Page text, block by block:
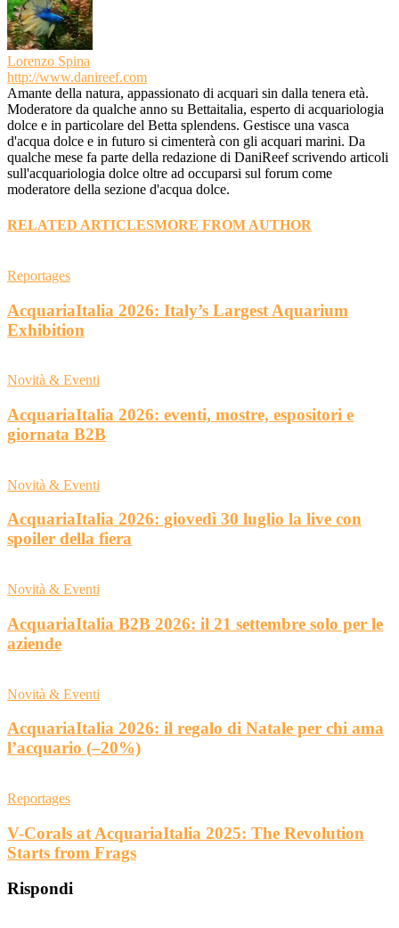
Lorenzo Spina
http://www.danireef.com
Amante della natura, appassionato di acquari sin dalla tenera età.
Moderatore da qualche anno su Bettaitalia, esperto di acquariologia
dolce e in particolare del Betta splendens. Gestisce una vasca
d'acqua dolce e in futuro si cimenterà con gli acquari marini. Da
qualche mese fa parte della redazione di DaniReef scrivendo articoli
sull'acquariologia dolce oltre ad occuparsi sul forum come
moderatore della sezione d'acqua dolce.
RELATED ARTICLESMORE FROM AUTHOR
Reportages
AcquariaItalia 2026: Italy’s Largest Aquarium
Exhibition
Novità & Eventi
AcquariaItalia 2026: eventi, mostre, espositori e
giornata B2B
Novità & Eventi
AcquariaItalia 2026: giovedì 30 luglio la live con
spoiler della fiera
Novità & Eventi
AcquariaItalia B2B 2026: il 21 settembre solo per le
aziende
Novità & Eventi
AcquariaItalia 2026: il regalo di Natale per chi ama
l’acquario (–20%)
Reportages
V-Corals at AcquariaItalia 2025: The Revolution
Starts from Frags
Rispondi